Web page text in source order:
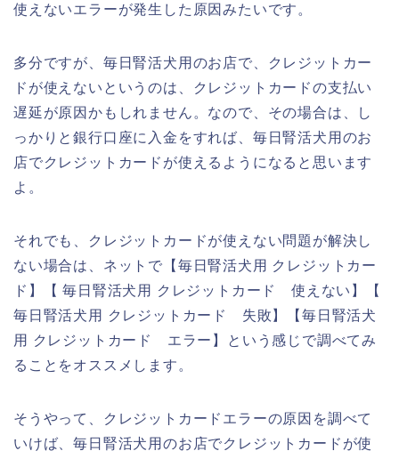
使えないエラーが発生した原因みたいです。
多分ですが、毎日腎活犬用のお店で、クレジットカー
ドが使えないというのは、クレジットカードの支払い
遅延が原因かもしれません。なので、その場合は、し
っかりと銀行口座に入金をすれば、毎日腎活犬用のお
店でクレジットカードが使えるようになると思います
よ。
それでも、クレジットカードが使えない問題が解決し
ない場合は、ネットで【毎日腎活犬用 クレジットカー
ド】【 毎日腎活犬用 クレジットカード 使えない】【
毎日腎活犬用 クレジットカード 失敗】【毎日腎活犬
用 クレジットカード エラー】という感じで調べてみ
ることをオススメします。
そうやって、クレジットカードエラーの原因を調べて
いけば、毎日腎活犬用のお店でクレジットカードが使